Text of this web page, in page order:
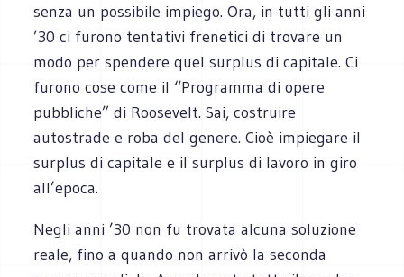
senza un possibile impiego. Ora, in tutti gli anni
’30 ci furono tentativi frenetici di trovare un
modo per spendere quel surplus di capitale. Ci
furono cose come il “Programma di opere
pubbliche” di Roosevelt. Sai, costruire
autostrade e roba del genere. Cioè impiegare il
surplus di capitale e il surplus di lavoro in giro
all’epoca.
Negli anni ’30 non fu trovata alcuna soluzione
reale, fino a quando non arrivò la seconda